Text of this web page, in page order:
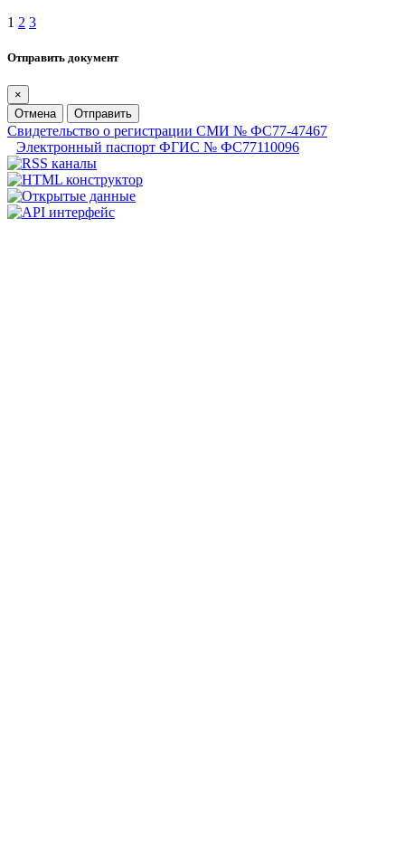
1 2 3
Отправить документ
×
Отмена
Отправить
Свидетельство о регистрации СМИ № ФС77-47467
Электронный паспорт ФГИС № ФС77110096